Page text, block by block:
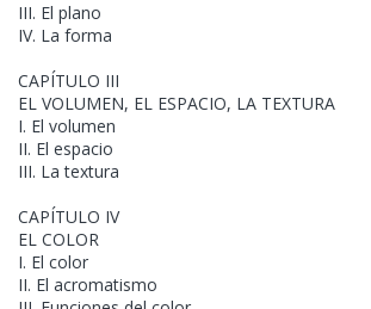
III. El plano
IV. La forma
CAPÍTULO III
EL VOLUMEN, EL ESPACIO, LA TEXTURA
I. El volumen
II. El espacio
III. La textura
CAPÍTULO IV
EL COLOR
I. El color
II. El acromatismo